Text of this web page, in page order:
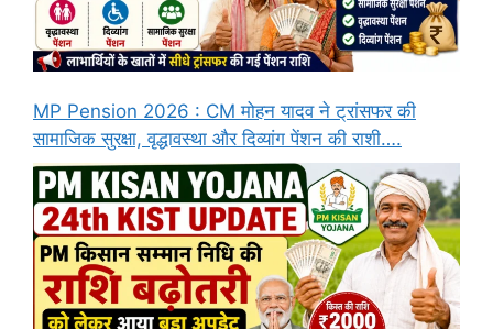
MP Pension 2026 : CM मोहन यादव ने ट्रांसफर की
सामाजिक सुरक्षा, वृद्धावस्था और दिव्यांग पेंशन की राशी….